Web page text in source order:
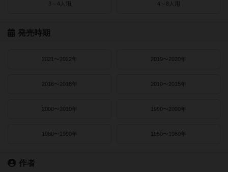
3～4人用 4～8人用
発売時期
2021〜2022年 2019〜2020年
2016〜2018年 2010〜2015年
2000〜2010年 1990〜2000年
1980〜1990年 1950〜1980年
作者